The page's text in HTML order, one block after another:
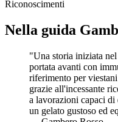
Riconoscimenti
Nella guida
"Una storia iniziata
portata avanti con
riferimento per
grazie all'incessante
a lavorazioni capaci di
un gelato gustoso ed